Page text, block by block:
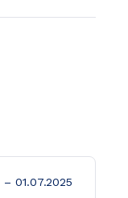
01.07.2025